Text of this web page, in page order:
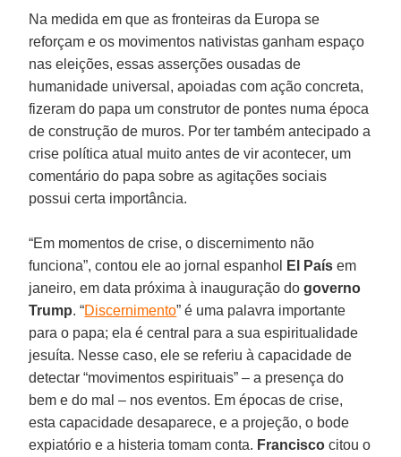
Na medida em que as fronteiras da Europa se
reforçam e os movimentos nativistas ganham espaço
nas eleições, essas asserções ousadas de
humanidade universal, apoiadas com ação concreta,
fizeram do papa um construtor de pontes numa época
de construção de muros. Por ter também antecipado a
crise política atual muito antes de vir acontecer, um
comentário do papa sobre as agitações sociais
possui certa importância.
“Em momentos de crise, o discernimento não
funciona”, contou ele ao jornal espanhol
El País em
janeiro, em data próxima à inauguração dogoverno
Trump. “Discernimento” é uma palavra importante
para o papa; ela é central para a sua espiritualidade
jesuíta. Nesse caso, ele se referiu à capacidade de
detectar “movimentos espirituais” – a presença do
bem e do mal – nos eventos. Em épocas de crise,
esta capacidade desaparece, e a projeção, o bode
expiatório e a histeria tomam conta. Francisco citou o